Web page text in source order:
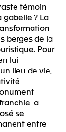
témoin
gabelle ? Là
berges de la
Pour
lui
lieu de vie,
la
se
entre